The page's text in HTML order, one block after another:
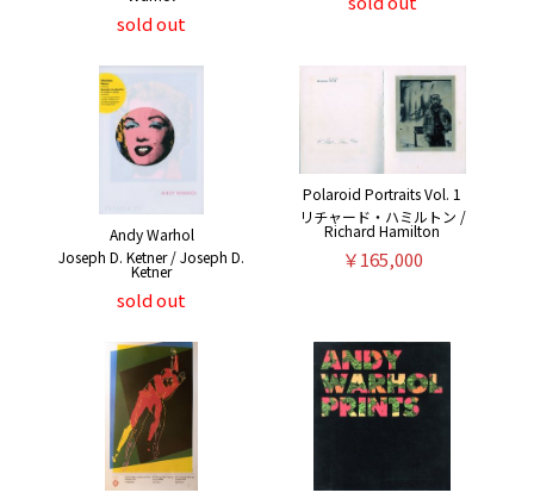
sold out
Andy Warhol
Joseph D. Ketner / Joseph D.
Ketner
sold out
Polaroid Portraits Vol. 1
リチャード・ハミルトン /
Richard Hamilton
￥165,000